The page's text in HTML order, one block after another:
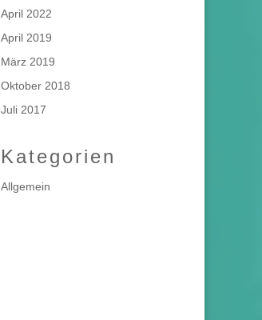
April 2022
April 2019
März 2019
Oktober 2018
Juli 2017
Kategorien
Allgemein